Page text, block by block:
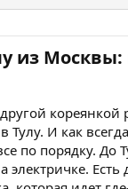
из Москвы:
кореянкой
Тулу. И как
по порядку. До
электричке. Есть